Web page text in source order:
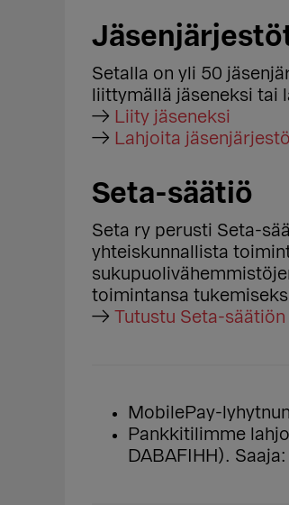
Setalla on yli 50
liittymällä jäseneksi tai
→ Liity jäseneksi
→ Lahjoita
Seta-säätiö
Seta ry perusti Seta-
yhteiskunnallista
toimintansa
→ Tutustu Seta-
MobilePay-
Pankkitilimme
DABAFIHH).